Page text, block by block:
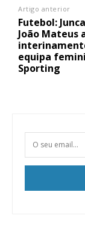
Artigo anterior
Futebol:
João Mateus
equipa
Sporting